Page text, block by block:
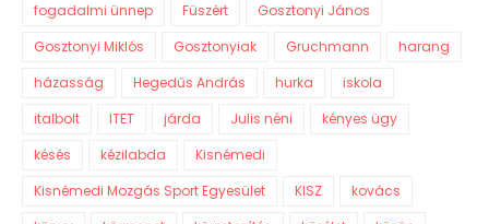
fogadalmi ünnep
Füszért
Gosztonyi János
Gosztonyi Miklós
Gosztonyiak Gruchmann
harang
házasság
Hegedűs András hurka
iskola
italbolt
ITET járda Julis néni
kényes ügy
késés
kézilabda
Kisnémedi
Kisnémedi Mozgás Sport Egyesület
KISZ
kovács